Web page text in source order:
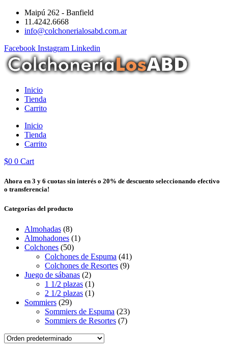
contenido
Maipú 262 - Banfield
11.4242.6668
info@colchonerialosabd.com.ar
Facebook Instagram Linkedin
Inicio
Tienda
Carrito
Inicio
Tienda
Carrito
$0 0 Cart
Ahora en 3 y 6 cuotas sin interés o 20% de descuento seleccionando efectivo
o transferencia!
Categorías del producto
Almohadas (8)
Almohadones (1)
Colchones (50)
Colchones de Espuma (41)
Colchones de Resortes (9)
Juego de sábanas (2)
1 1/2 plazas (1)
2 1/2 plazas (1)
Sommiers (29)
Sommiers de Espuma (23)
Sommiers de Resortes (7)